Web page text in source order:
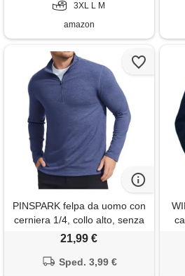
pullover top sportiva casual
vestibilità larga
3XL L M
amazon
PINSPARK felpa da uomo con
cerniera 1/4, collo alto, senza
cappuccio, maniche lunghe,
per il tempo libero, basic,
morbida e traspirante, per il
21,99 €
Sped. 3,99 €